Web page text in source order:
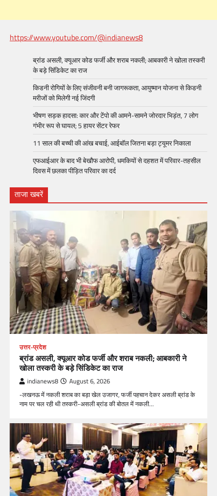
https://www.youtube.com/@indianews8
ब्रांड असली, क्यूआर कोड फर्जी और शराब नकली; आबकारी ने खोला तस्करी
के बड़े सिंडिकेट का राज
किडनी रोगियों के लिए संजीवनी बनी जागरूकता, आयुष्मान योजना से किडनी
मरीजों को मिलेगी नई जिंदगी
भीषण सड़क हादसा: कार और टेंपो की आमने-सामने जोरदार भिड़ंत, 7 लोग
गंभीर रूप से घायल; 5 हायर सेंटर रेफर​
11 साल की बच्ची की आंख बचाई, आईबॉल जितना बड़ा ट्यूमर निकाला
एफआईआर के बाद भी बेखौफ आरोपी, धमकियों से दहशत में परिवार-तहसील
दिवस में छलका पीड़ित परिवार का दर्द
ताजा खबरें
उत्तर-प्रदेश
ब्रांड असली, क्यूआर कोड फर्जी और शराब नकली; आबकारी ने
खोला तस्करी के बड़े सिंडिकेट का राज
indianews8 August 6, 2026
-लखनऊ में नकली शराब का बड़ा खेल उजागर, फर्जी पहचान देकर असली ब्रांड के
नाम पर चल रही थी तस्करी-असली ब्रांड की बोतल में नकली…